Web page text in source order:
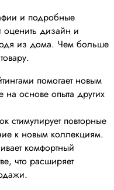
и подробные
оценить дизайн и
из дома. Чем больше
помогает новым
на основе опыта других
стимулирует повторные
к новым коллекциям.
комфортный
что расширяет